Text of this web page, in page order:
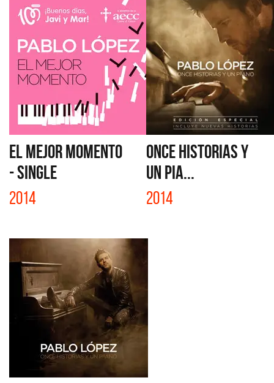
EL MEJOR MOMENTO
- SINGLE
2014
ONCE HISTORIAS Y
UN PIA...
2014